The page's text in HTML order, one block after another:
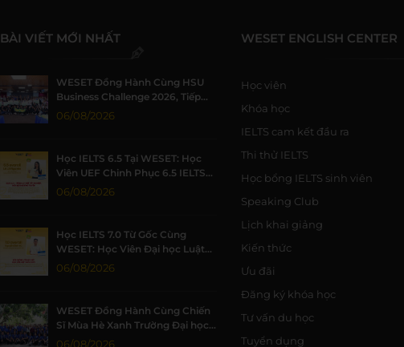
BÀI VIẾT MỚI NHẤT
WESET Đồng Hành Cùng HSU
Business Challenge 2026, Tiếp
Sức Sinh Viên Khởi Nghiệp
06/08/2026
Học IELTS 6.5 Tại WESET: Học
Viên UEF Chinh Phục 6.5 IELTS
Nhờ Môi Trường Học Tập Chất
06/08/2026
Học IELTS 7.0 Từ Gốc Cùng
WESET: Học Viên Đại học Luật
TP.HCM Đạt 7.0 IELTS
06/08/2026
WESET Đồng Hành Cùng Chiến
Sĩ Mùa Hè Xanh Trường Đại học
Khoa học Tự nhiên, ĐHQG-HCM
06/08/2026
WESET ENGLISH CENTER
Học viên
Khóa học
IELTS cam kết đầu ra
Thi thử IELTS
Học bổng IELTS sinh viên
Speaking Club
Lịch khai giảng
Kiến thức
Ưu đãi
Đăng ký khóa học
Tư vấn du học
Tuyển dụng